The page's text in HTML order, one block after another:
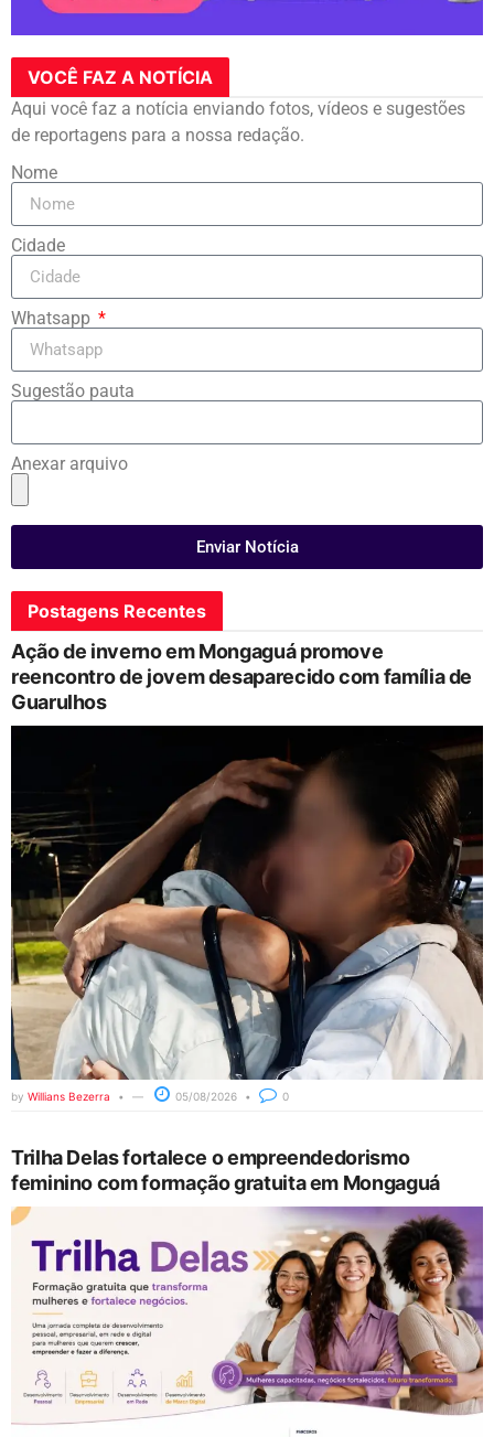
VOCÊ FAZ A NOTÍCIA
Aqui você faz a notícia enviando fotos, vídeos e sugestões
de reportagens para a nossa redação.
Nome
Cidade
Whatsapp
Sugestão pauta
Anexar arquivo
Enviar Notícia
Postagens Recentes
Ação de inverno em Mongaguá promove
reencontro de jovem desaparecido com família de
Guarulhos
by Willians Bezerra 05/08/2026 0
Trilha Delas fortalece o empreendedorismo
feminino com formação gratuita em Mongaguá